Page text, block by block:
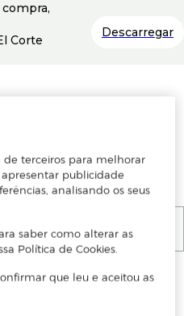
se registar ou
Corte
Descarregar
de terceiros para melhorar
apresentar publicidade
analisando os seus
saber como alterar as
Política de Cookies.
que leu e aceitou as